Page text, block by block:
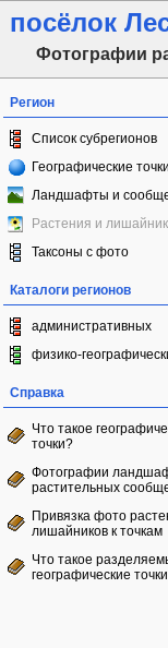
посёлок
Фотографии
Регион
Список субрегионов
Географические точки
Ландшафты и
Растения и
Таксоны с фото
Каталоги регионов
административных
физико-
Справка
Что такое
точки?
Фотографии
растительных
Привязка фото
лишайников к точкам
Что такое
географические